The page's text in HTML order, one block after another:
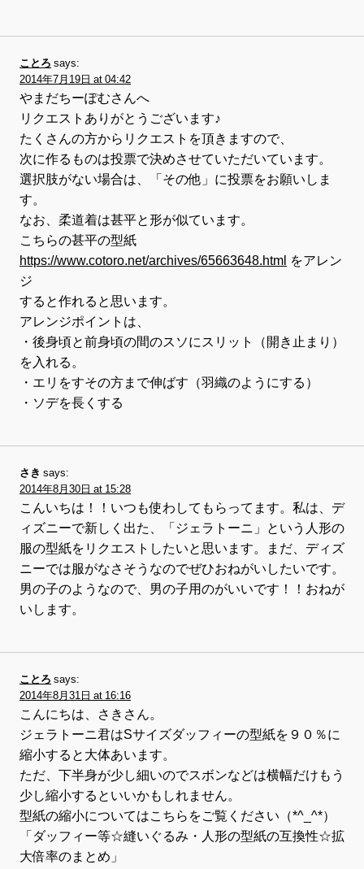
ことろ says:
2014年7月19日 at 04:42
やまだちーぽむさんへ
リクエストありがとうございます♪
たくさんの方からリクエストを頂きますので、
次に作るものは投票で決めさせていただいています。
選択肢がない場合は、「その他」に投票をお願いしま
す。
なお、柔道着は甚平と形が似ています。
こちらの甚平の型紙
https://www.cotoro.net/archives/65663648.html
をアレン
ジ
すると作れると思います。
アレンジポイントは、
・後身頃と前身頃の間のスソにスリット（開き止まり）
を入れる。
・エリをすその方まで伸ばす（羽織のようにする）
・ソデを長くする
さき says:
2014年8月30日 at 15:28
こんいちは！！いつも使わしてもらってます。私は、デ
ィズニーで新しく出た、「ジェラトーニ」という人形の
服の型紙をリクエストしたいと思います。まだ、ディズ
ニーでは服がなさそうなのでぜひおねがいしたいです。
男の子のようなので、男の子用のがいいです！！おねが
いします。
ことろ says:
2014年8月31日 at 16:16
こんにちは、さきさん。
ジェラトーニ君はSサイズダッフィーの型紙を９０％に
縮小すると大体あいます。
ただ、下半身が少し細いのでスボンなどは横幅だけもう
少し縮小するといいかもしれません。
型紙の縮小についてはこちらをご覧ください（*^_^*）
「ダッフィー等☆縫いぐるみ・人形の型紙の互換性☆拡
大倍率のまとめ」